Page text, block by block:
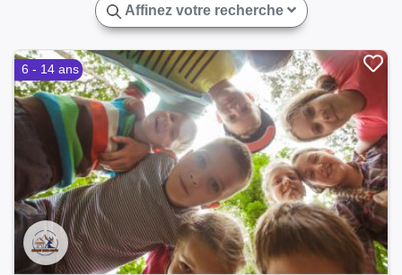
Affinez votre recherche
6 - 14 ans